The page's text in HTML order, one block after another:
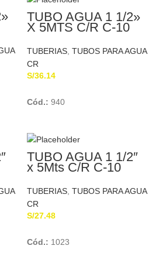
TUBO AGUA 1 1/2»
X 5MTS C/R C-10
TUBERIAS,TUBOS PARA AGUA
CR
S/36.14
Cód.: 940
TUBO AGUA 1 1/2″
x 5Mts C/R C-10
TUBERIAS,TUBOS PARA AGUA
CR
S/27.48
Cód.: 1023